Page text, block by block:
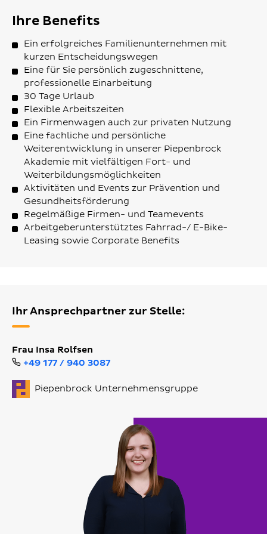
Ihre Benefits
Ein erfolgreiches Familienunternehmen mit
kurzen Entscheidungswegen
Eine für Sie persönlich zugeschnittene,
professionelle Einarbeitung
30 Tage Urlaub
Flexible Arbeitszeiten
Ein Firmenwagen auch zur privaten Nutzung
Eine fachliche und persönliche
Weiterentwicklung in unserer Piepenbrock
Akademie mit vielfältigen Fort- und
Weiterbildungsmöglichkeiten
Aktivitäten und Events zur Prävention und
Gesundheitsförderung
Regelmäßige Firmen- und Teamevents
Arbeitgeberunterstütztes Fahrrad-/ E-Bike-
Leasing sowie Corporate Benefits
Ihr Ansprechpartner zur Stelle:
Frau Insa Rolfsen
+49 177 / 940 3087
Piepenbrock Unternehmensgruppe